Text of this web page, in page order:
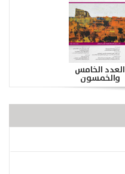
العدد الخامس
والخمسون